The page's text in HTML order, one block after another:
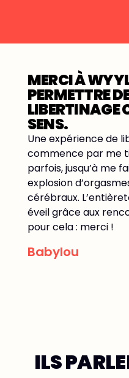
MERCI À
PERMETTRE
LIBERTINAGE
SENS.
Une expérience de
commence par me
parfois, jusqu’à me
explosion
cérébraux.
éveil grâce aux
pour cela : merci !
Babylou
ILS